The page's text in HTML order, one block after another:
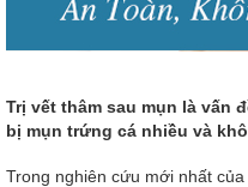
Trị vết thâm sau mụn là vấn
bị mụn trứng cá nhiều và
Trong nghiên cứu mới nhất